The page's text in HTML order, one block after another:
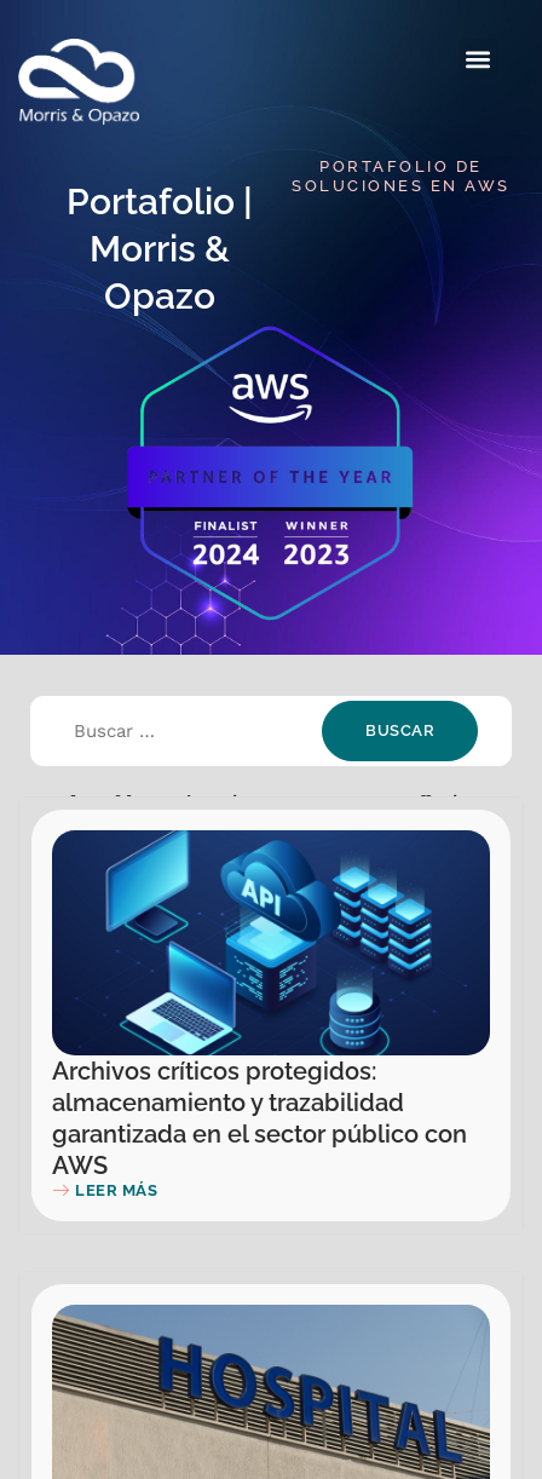
Portafolio |
Morris &
Opazo​
PORTAFOLIO DE
SOLUCIONES EN AWS​
Selección:Industria: Government,Offering:
Application Modernization
Archivos críticos protegidos:
almacenamiento y trazabilidad
garantizada en el sector público con
AWS
LEER MÁS